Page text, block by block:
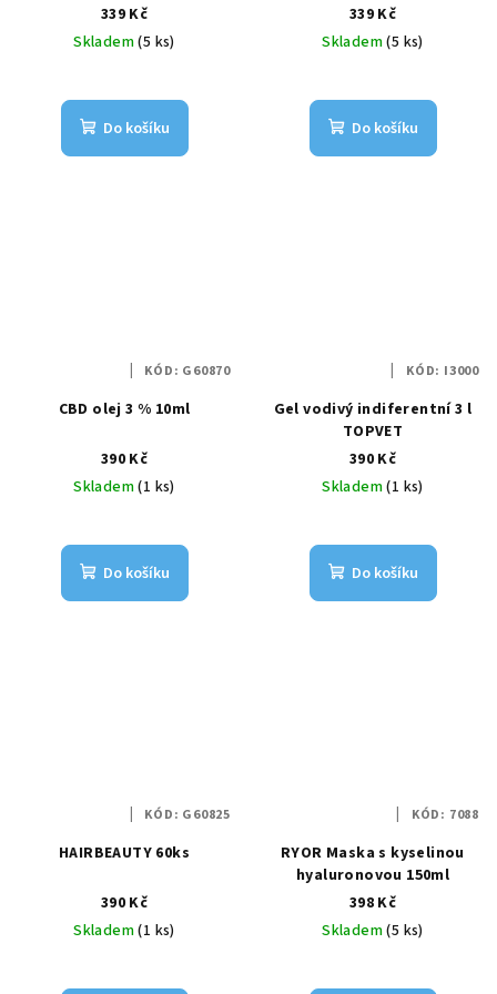
339 Kč
Skladem(5 ks)
Do košíku
339 Kč
Skladem(5 ks)
Do košíku
CBD olej 3 % 10ml
390 Kč
Skladem(1 ks)
Do košíku
KÓD: G60870
Gel vodivý indiferentní 3 l
TOPVET
390 Kč
Skladem(1 ks)
Do košíku
KÓD: I3000
HAIRBEAUTY 60ks
390 Kč
Skladem(1 ks)
KÓD: G60825
RYOR Maska s kyselinou
hyaluronovou 150ml
398 Kč
Skladem(5 ks)
KÓD: 7088